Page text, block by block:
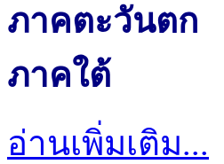
ภาคตะวันตก
ภาคใต้
อ่านเพิ่มเติม...